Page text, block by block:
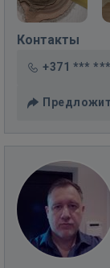
Контакты
+371 ***